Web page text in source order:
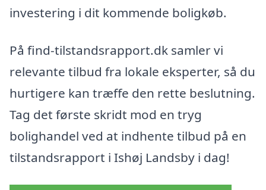
investering i dit kommende boligkøb.
På find-tilstandsrapport.dk samler vi
relevante tilbud fra lokale eksperter, så du
hurtigere kan træffe den rette beslutning.
Tag det første skridt mod en tryg
bolighandel ved at indhente tilbud på en
tilstandsrapport i Ishøj Landsby i dag!